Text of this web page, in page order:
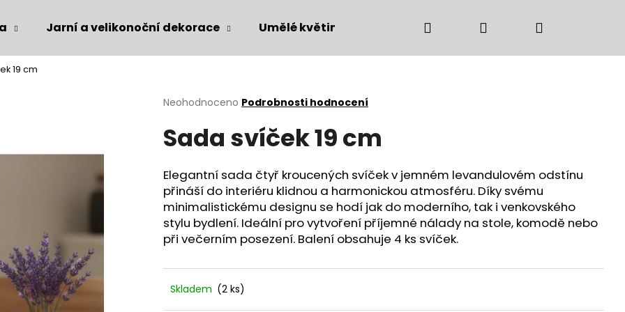
Jarní a velikonoční dekorace Umělé květiny Bytové doplňky Podzimní
Přihlášení
19 cm
Průměrné
produktu
je
z
5
hvězdiček.
Neohodnoceno Podrobnosti hodnocení
Sada svíček 19 cm
Elegantní sada čtyř kroucených svíček v jemném levandulovém odstínu
přináší do interiéru klidnou a harmonickou atmosféru. Díky svému
minimalistickému designu se hodí jak do moderního, tak i venkovského
stylu bydlení. Ideální pro vytvoření příjemné nálady na stole, komodě nebo
při večerním posezení. Balení obsahuje 4 ks svíček.
Skladem (2 ks)
Co potřebujete najít?
HLEDAT
Doporučujeme
Následující